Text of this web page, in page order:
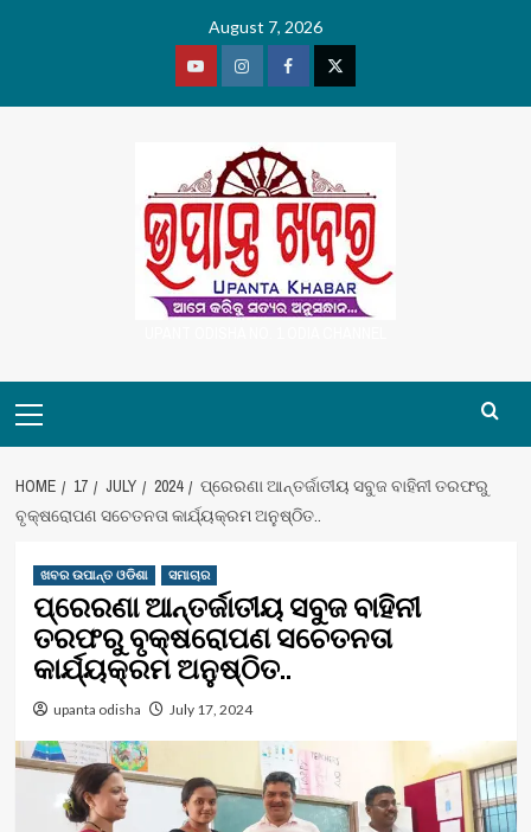
August 7, 2026
YoutubeVimeoFacebookTwitter
Menu
HOME 17 JULY 2024
ପ୍ରେରଣା ଆନ୍ତର୍ଜାତୀୟ ସବୁଜ ବାହିନୀ ତରଫରୁ
ବୃକ୍ଷରୋପଣ ସଚେତନତା କାର୍ଯ୍ୟକ୍ରମ ଅନୁଷ୍ଠିତ..
ଖବର ଉପାନ୍ତ ଓଡିଶା ସମାଚାର
ପ୍ରେରଣା ଆନ୍ତର୍ଜାତୀୟ ସବୁଜ ବାହିନୀ
ତରଫରୁ ବୃକ୍ଷରୋପଣ ସଚେତନତା
କାର୍ଯ୍ୟକ୍ରମ ଅନୁଷ୍ଠିତ..
upanta odisha July 17, 2024